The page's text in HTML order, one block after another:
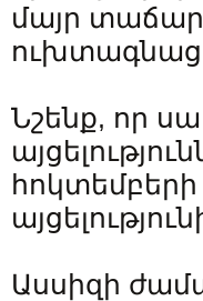
մայր
Նշենք, որ
Ասսիզի